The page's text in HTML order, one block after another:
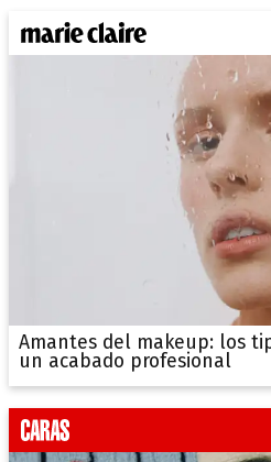
Amantes del makeup: los
un acabado profesional